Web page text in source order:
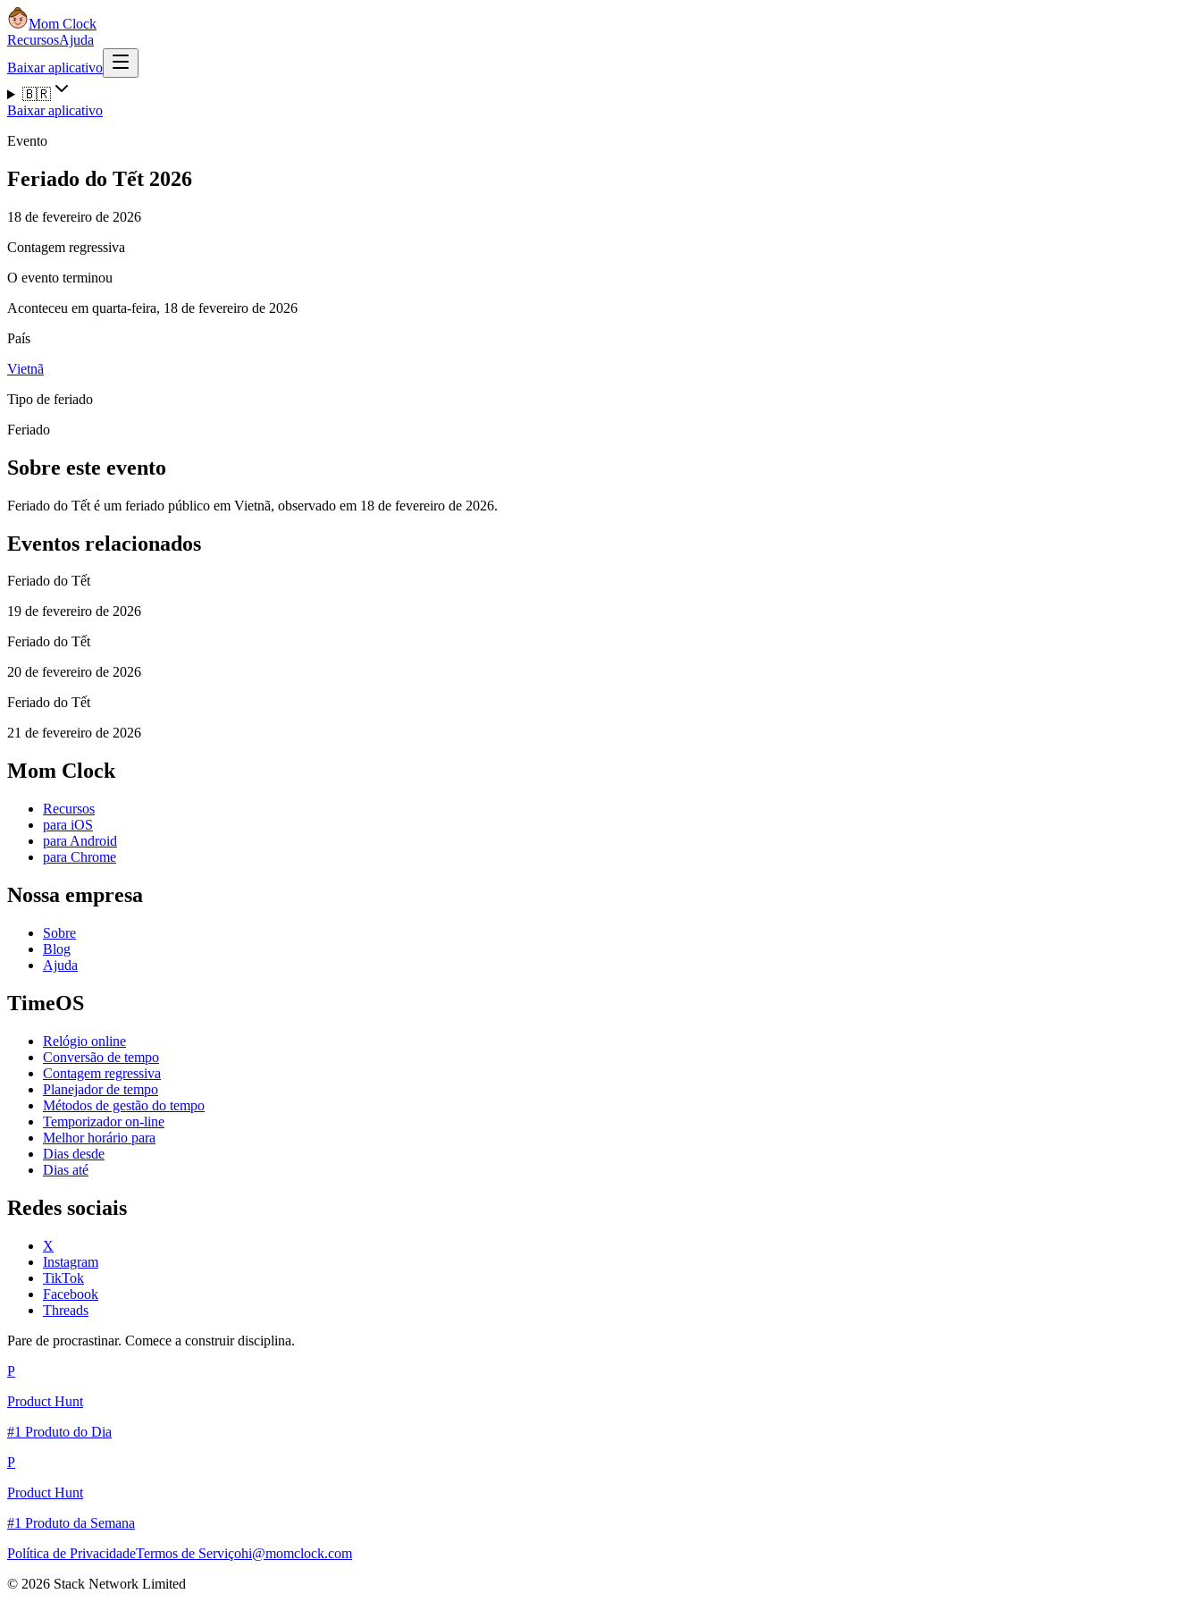
Mom Clock
RecursosAjuda
Baixar aplicativo
🇧🇷
Baixar aplicativo
Evento
Feriado do Tết 2026
18 de fevereiro de 2026
Contagem regressiva
O evento terminou
Aconteceu em quarta-feira, 18 de fevereiro de 2026
País
Vietnã
Tipo de feriado
Feriado
Sobre este evento
Feriado do Tết é um feriado público em Vietnã, observado em 18 de fevereiro de 2026.
Eventos relacionados
Feriado do Tết
19 de fevereiro de 2026
Feriado do Tết
20 de fevereiro de 2026
Feriado do Tết
21 de fevereiro de 2026
Mom Clock
Recursos
para iOS
para Android
para Chrome
Nossa empresa
Sobre
Blog
Ajuda
TimeOS
Relógio online
Conversão de tempo
Contagem regressiva
Planejador de tempo
Métodos de gestão do tempo
Temporizador on-line
Melhor horário para
Dias desde
Dias até
Redes sociais
X
Instagram
TikTok
Facebook
Threads
Pare de procrastinar. Comece a construir disciplina.
P
Product Hunt
#1 Produto do Dia
P
Product Hunt
#1 Produto da Semana
Política de PrivacidadeTermos de Serviçohi@momclock.com
© 2026 Stack Network Limited